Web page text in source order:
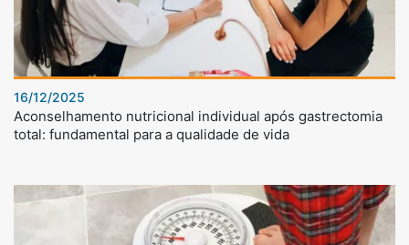
16/12/2025
Aconselhamento nutricional individual após gastrectomia
total: fundamental para a qualidade de vida